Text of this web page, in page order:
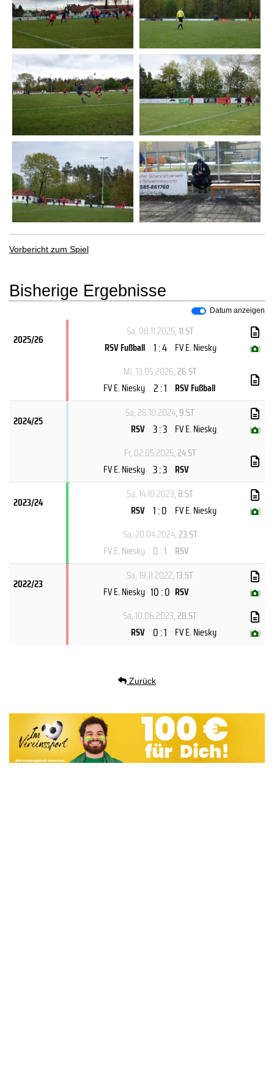
Vorbericht zum Spiel
Bisherige Ergebnisse
Datum anzeigen
2025/26
Sa, 08.11.2025, 11.ST
RSV Fußball 1 : 4 FV E. Niesky ( )
Mi, 13.05.2026, 26.ST
FV E. Niesky 2 : 1 RSV Fußball
2024/25
Sa, 26.10.2024, 9.ST
RSV 3 : 3 FV E. Niesky ( )
Fr, 02.05.2025, 24.ST
FV E. Niesky 3 : 3 RSV
2023/24
Sa, 14.10.2023, 8.ST
RSV 1 : 0 FV E. Niesky ( )
Sa, 20.04.2024, 23.ST
FV E. Niesky 0 : 1 RSV
2022/23
Sa, 19.11.2022, 13.ST
FV E. Niesky 10 : 0 RSV ( )
Sa, 10.06.2023, 28.ST
RSV 0 : 1 FV E. Niesky ( )
Zurück